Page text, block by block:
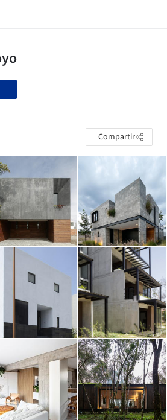
Compartir